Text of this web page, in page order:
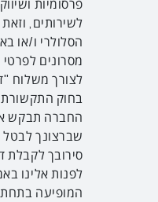
פרסומיות
לשירותים,
הסלולרי ו/או
מסרונים
החברה תבקש
שברצונך לבטל
סירובך לקבלת
לפנות אלינו
המופיעה